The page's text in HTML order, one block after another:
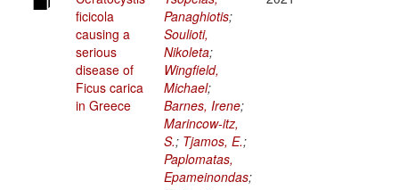
ficicola
causing a
serious
disease of
Ficus carica
in Greece
Panaghiotis;
Soulioti,
Nikoleta;
Wingfield,
Michael;
Barnes, Irene;
Marincow-itz,
S.; Tjamos, E.;
Paplomatas,
Epameinondas;